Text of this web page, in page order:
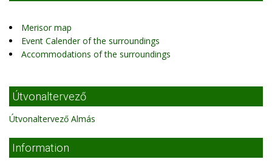
Merisor map
Event Calender of the surroundings
Accommodations of the surroundings
Útvonaltervező
Útvonaltervező Almás
Information